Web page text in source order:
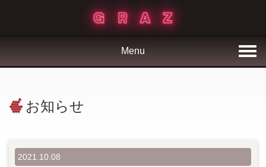
Menu
お知らせ
2021.10.08